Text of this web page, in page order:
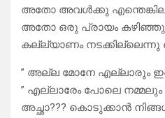
അതോ അവൾക്കു
അതോ ഒരു പ്രായം കഴിഞ്ഞും
കല്ല്യാണം
” അല്ല മോനേ എല്ലാരും
” എല്ലാരേം പോലെ
അച്ഛാ??? കൊടുക്കാൻ